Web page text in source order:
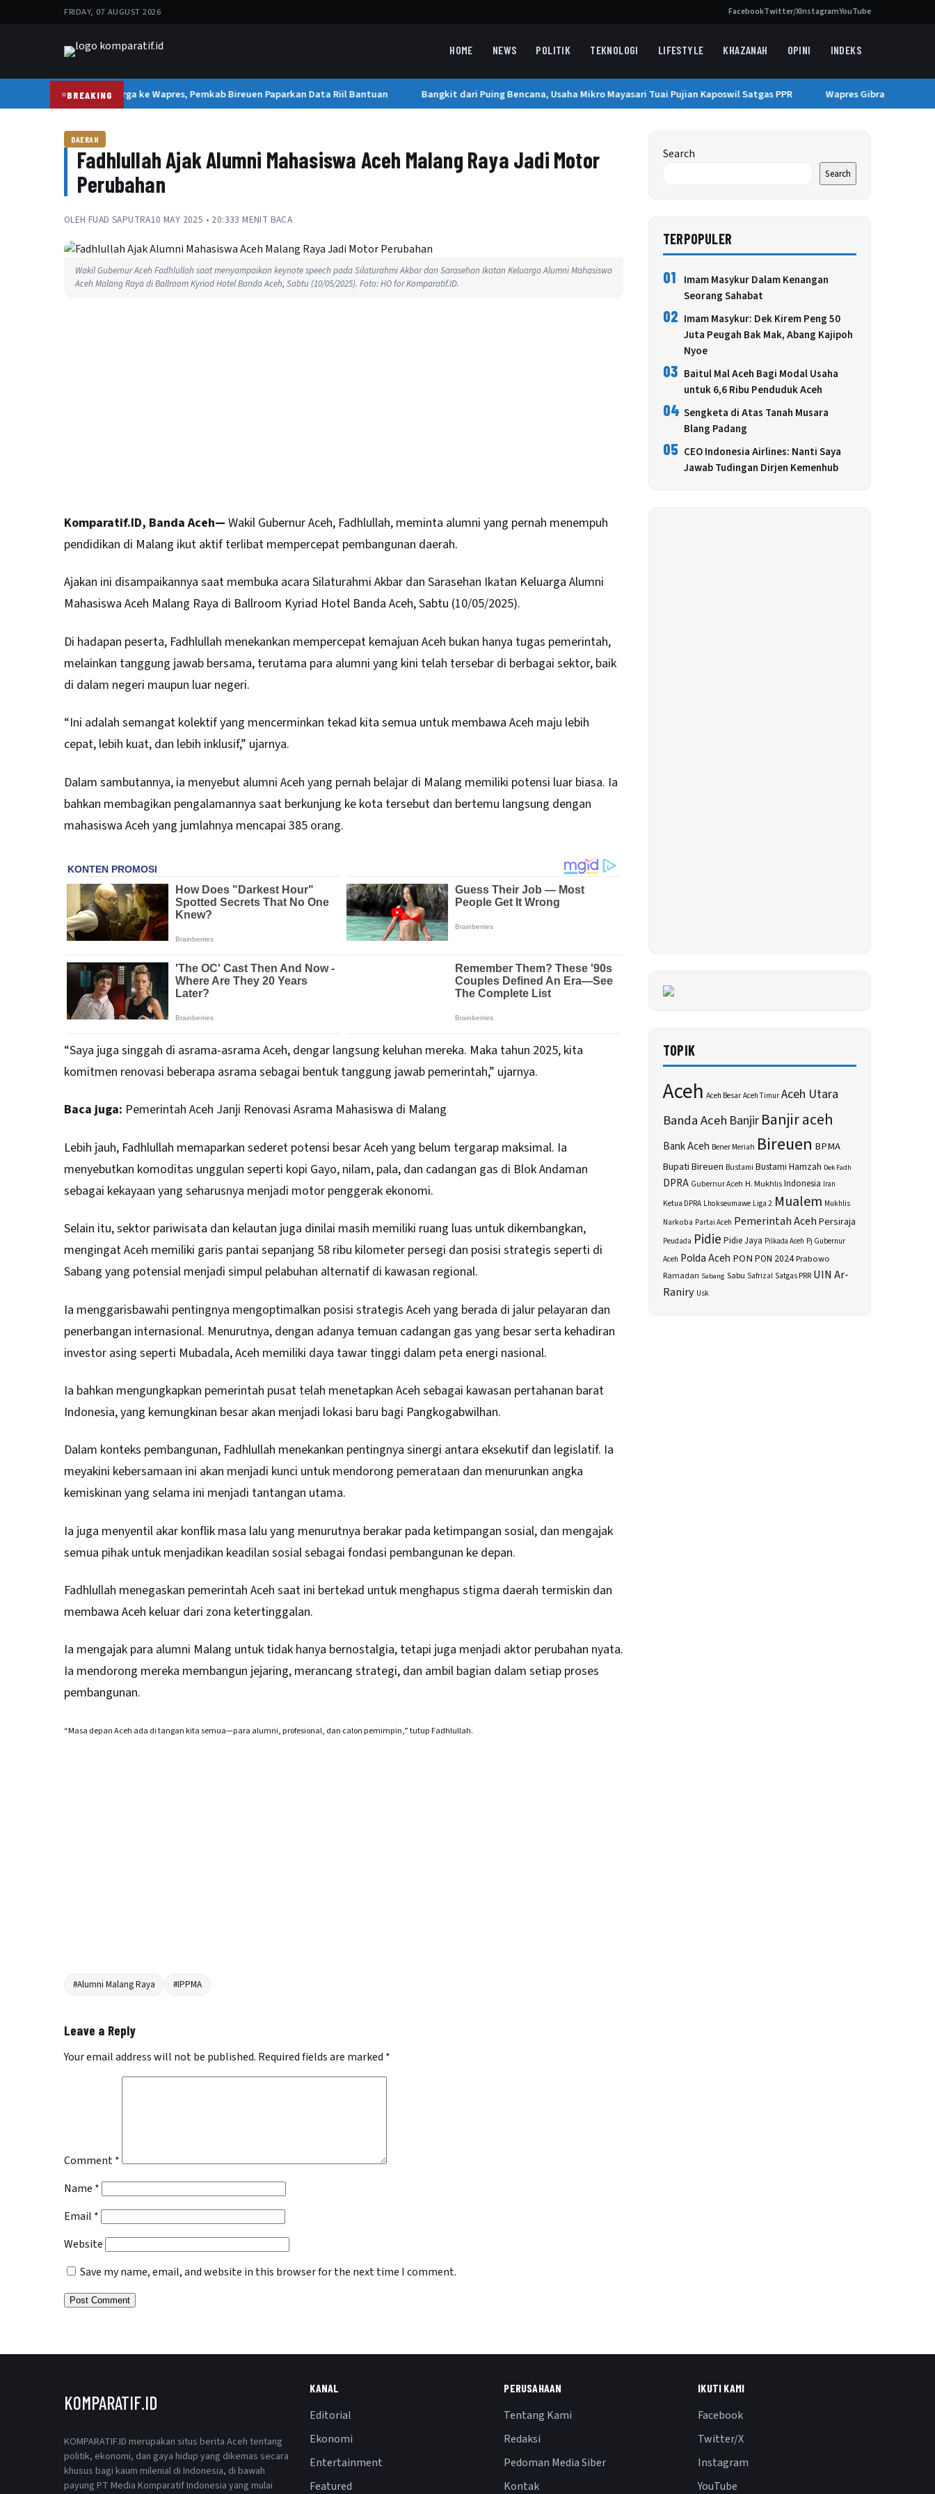
FRIDAY, 07 AUGUST 2026 FacebookTwitter/XInstagramYouTube
HOME NEWS POLITIK TEKNOLOGI LIFESTYLE KHAZANAH OPINI INDEKS
BREAKING
Tanggapi Aduan Warga ke Wapres, Pemkab Bireuen Paparkan Data Riil Bantuan Bangkit dari Puing Bencana, Usaha Mikro Mayasari Tuai Pujian Kaposwil Satgas PPR Wapres Gibran Tinjau
DAERAH
Fadhlullah Ajak Alumni Mahasiswa Aceh Malang Raya Jadi Motor
Perubahan
OLEH FUAD SAPUTRA10 MAY 2025 • 20:333 MENIT BACA
Wakil Gubernur Aceh Fadhlullah saat menyampaikan keynote speech pada Silaturahmi Akbar dan Sarasehan Ikatan Keluarga Alumni Mahasiswa
Aceh Malang Raya di Ballroom Kyriad Hotel Banda Aceh, Sabtu (10/05/2025). Foto: HO for Komparatif.ID.
Komparatif.ID, Banda Aceh— Wakil GubernurAceh, Fadhlullah, meminta alumni yang pernah menempuh
pendidikan di Malang ikut aktif terlibat mempercepat pembangunan daerah.
Ajakan ini disampaikannya saat membuka acara Silaturahmi Akbar dan Sarasehan Ikatan Keluarga Alumni
Mahasiswa Aceh Malang Raya di Ballroom Kyriad Hotel Banda Aceh, Sabtu (10/05/2025).
Di hadapan peserta, Fadhlullah menekankan mempercepat kemajuan Aceh bukan hanya tugas pemerintah,
melainkan tanggung jawab bersama, terutama para alumni yang kini telah tersebar di berbagai sektor, baik
di dalam negeri maupun luar negeri.
“Ini adalah semangat kolektif yang mencerminkan tekad kita semua untuk membawa Aceh maju lebih
cepat, lebih kuat, dan lebih inklusif,” ujarnya.
Dalam sambutannya, ia menyebut alumni Aceh yang pernah belajar di Malang memiliki potensi luar biasa. Ia
bahkan membagikan pengalamannya saat berkunjung ke kota tersebut dan bertemu langsung dengan
mahasiswa Aceh yang jumlahnya mencapai 385 orang.
“Saya juga singgah di asrama-asrama Aceh, dengar langsung keluhan mereka. Maka tahun 2025, kita
komitmen renovasi beberapa asrama sebagai bentuk tanggung jawab pemerintah,” ujarnya.
Baca juga: Pemerintah Aceh Janji Renovasi Asrama Mahasiswa di Malang
Lebih jauh, Fadhlullah memaparkan sederet potensi besar Aceh yang belum tergarap maksimal. Ia
menyebutkan komoditas unggulan seperti kopi Gayo, nilam, pala, dan cadangan gas di Blok Andaman
sebagai kekayaan yang seharusnya menjadi motor penggerak ekonomi.
Selain itu, sektor pariwisata dan kelautan juga dinilai masih memiliki ruang luas untuk dikembangkan,
mengingat Aceh memiliki garis pantai sepanjang 58 ribu kilometer persegi dan posisi strategis seperti di
Sabang yang potensial menjadi simpul pelabuhan alternatif di kawasan regional.
Ia menggarisbawahi pentingnya mengoptimalkan posisi strategis Aceh yang berada di jalur pelayaran dan
penerbangan internasional. Menurutnya, dengan adanya temuan cadangan gas yang besar serta kehadiran
investor asing seperti Mubadala, Aceh memiliki daya tawar tinggi dalam peta energi nasional.
Ia bahkan mengungkapkan pemerintah pusat telah menetapkan Aceh sebagai kawasan pertahanan barat
Indonesia, yang kemungkinan besar akan menjadi lokasi baru bagi Pangkogabwilhan.
Dalam konteks pembangunan, Fadhlullah menekankan pentingnya sinergi antara eksekutif dan legislatif. Ia
meyakini kebersamaan ini akan menjadi kunci untuk mendorong pemerataan dan menurunkan angka
kemiskinan yang selama ini menjadi tantangan utama.
Ia juga menyentil akar konflik masa lalu yang menurutnya berakar pada ketimpangan sosial, dan mengajak
semua pihak untuk menjadikan keadilan sosial sebagai fondasi pembangunan ke depan.
Fadhlullah menegaskan pemerintah Aceh saat ini bertekad untuk menghapus stigma daerah termiskin dan
membawa Aceh keluar dari zona ketertinggalan.
Ia mengajak para alumni Malang untuk tidak hanya bernostalgia, tetapi juga menjadi aktor perubahan nyata.
Ia mendorong mereka membangun jejaring, merancang strategi, dan ambil bagian dalam setiap proses
pembangunan.
“Masa depan Aceh ada di tangan kita semua—para alumni, profesional, dan calon pemimpin,” tutup Fadhlullah.
#Alumni Malang Raya #IPPMA
Leave a Reply
Your email address will not be published. Required fields are marked *
Comment*
Name *
Email *
Website
Save my name, email, and website in this browser for the next time I comment.
Search
Search
TERPOPULER
01
Imam Masykur Dalam Kenangan
Seorang Sahabat
02 Imam Masykur: Dek Kirem Peng 50
Juta Peugah Bak Mak, Abang Kajipoh
Nyoe
03 Baitul Mal Aceh Bagi Modal Usaha
untuk 6,6 Ribu Penduduk Aceh
04 Sengketa di Atas Tanah Musara
Blang Padang
05 CEO Indonesia Airlines: Nanti Saya
Jawab Tudingan Dirjen Kemenhub
TOPIK
Aceh Aceh Besar Aceh Timur Aceh Utara
Banda Aceh BanjirBanjir aceh
Bank Aceh Bener Meriah Bireuen BPMA
Bupati Bireuen Bustami Bustami Hamzah Dek Fadh
DPRA Gubernur Aceh H. MukhlisIndonesia Iran
Ketua DPRA Lhokseumawe Liga 2 Mualem Mukhlis
Narkoba Partai Aceh Pemerintah AcehPersiraja
Peudada Pidie Pidie Jaya Pilkada Aceh Pj Gubernur
Aceh Polda Aceh PON PON 2024Prabowo
Ramadan Sabang Sabu SafrizalSatgas PRR UIN Ar-
Raniry Usk
KOMPARATIF.ID
KOMPARATIF.ID merupakan situs berita Aceh tentang
politik, ekonomi, dan gaya hidup yang dikemas secara
khusus bagi kaum milenial di Indonesia, di bawah
payung PT Media Komparatif Indonesia yang mulai
KANAL
Editorial
Ekonomi
Entertainment
Featured
PERUSAHAAN
Tentang Kami
Redaksi
Pedoman Media Siber
Kontak
IKUTI KAMI
Facebook
Twitter/X
Instagram
YouTube